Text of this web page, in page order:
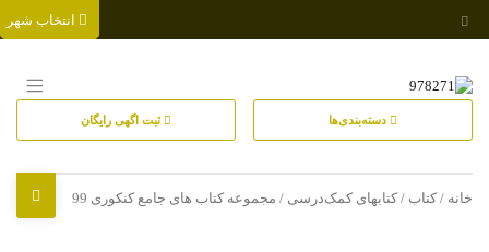
دسته‌بندی‌ها ثبت اگهی رایگان
خانه / کتاب / کتابهای کمک‌درسی / مجموعه کتاب های جامع کنکوری 99